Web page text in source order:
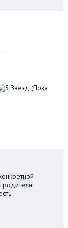
(Пока
родители